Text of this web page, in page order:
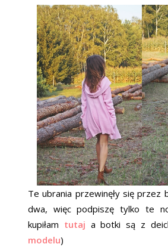
Te ubrania przewinęły się przez
dwa, więc podpiszę tylko te
kupiłam tutaj a botki są z
modelu)